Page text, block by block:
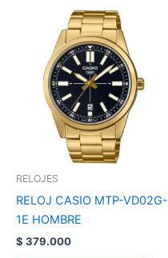
RELOJES
RELOJ CASIO MTP-VD02G-
1E HOMBRE
$ 379.000